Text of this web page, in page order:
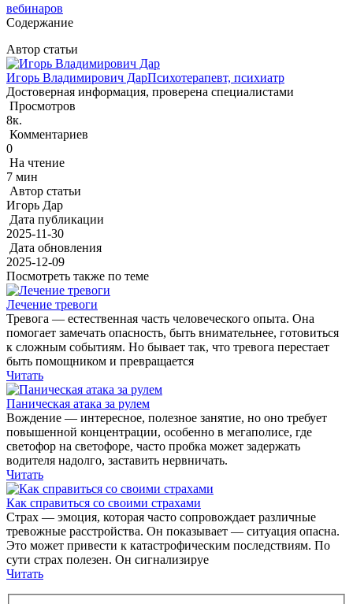
вебинаров
Содержание
Автор статьи
Игорь Владимирович ДарПсихотерапевт, психиатр
Достоверная информация, проверена специалистами
Просмотров
8к.
Комментариев
0
На чтение
7 мин
Автор статьи
Игорь Дар
Дата публикации
2025-11-30
Дата обновления
2025-12-09
Посмотреть также по теме
Лечение тревоги
Тревога — естественная часть человеческого опыта. Она
помогает замечать опасность, быть внимательнее, готовиться
к сложным событиям. Но бывает так, что тревога перестает
быть помощником и превращается
Читать
Паническая атака за рулем
Вождение — интересное, полезное занятие, но оно требует
повышенной концентрации, особенно в мегаполисе, где
светофор на светофоре, часто пробка может задержать
водителя надолго, заставить нервничать.
Читать
Как справиться со своими страхами
Страх — эмоция, которая часто сопровождает различные
тревожные расстройства. Он показывает — ситуация опасна.
Это может привести к катастрофическим последствиям. По
сути страх полезен. Он сигнализируе
Читать